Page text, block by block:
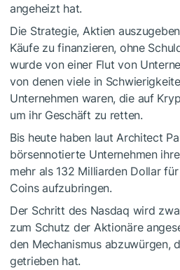
angeheizt hat.
Die Strategie, Aktien
Käufe zu finanzieren, ohne
wurde von einer Flut von
von denen viele in
Unternehmen waren, die auf
um ihr Geschäft zu retten.
Bis heute haben laut Architect
börsennotierte Unternehmen
mehr als 132 Milliarden Dollar
Coins aufzubringen.
Der Schritt des Nasdaq wird
zum Schutz der Aktionäre
den Mechanismus abzuwürgen,
getrieben hat.